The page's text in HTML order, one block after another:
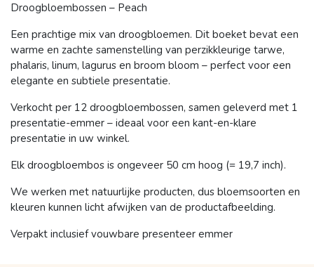
Droogbloembossen – Peach
Een prachtige mix van droogbloemen. Dit boeket bevat een
warme en zachte samenstelling van perzikkleurige tarwe,
phalaris, linum, lagurus en broom bloom – perfect voor een
elegante en subtiele presentatie.
Verkocht per 12 droogbloembossen, samen geleverd met 1
presentatie-emmer – ideaal voor een kant-en-klare
presentatie in uw winkel.
Elk droogbloembos is ongeveer 50 cm hoog (= 19,7 inch).
We werken met natuurlijke producten, dus bloemsoorten en
kleuren kunnen licht afwijken van de productafbeelding.
Verpakt inclusief vouwbare presenteer emmer